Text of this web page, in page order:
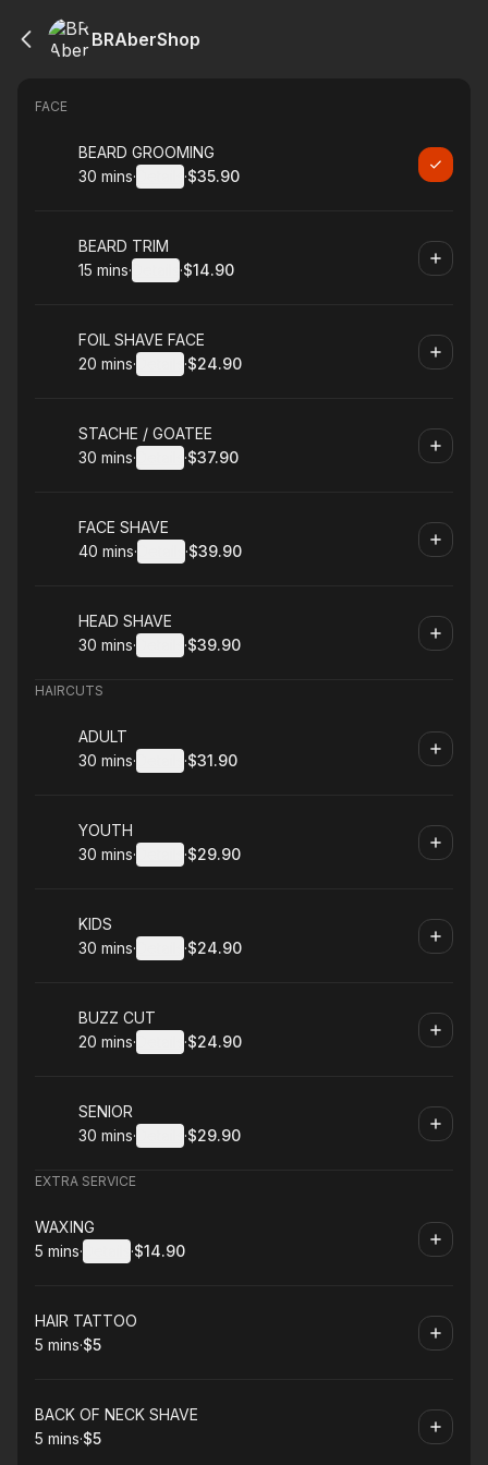
BRAberShop
FACE
Book
BEARD GROOMING
.Duration:
30 mins· ·
.Price
$35.90
Book
BEARD TRIM
.Duration:
15 mins· ·
. Price
$14.90
Book
FOIL SHAVE FACE
.Duration:
20 mins· ·
.Price:
$24.90
Book
STACHE / GOATEE
.Duration:
30 mins· ·
.Price
$37.90
Book
FACE SHAVE
.Duration:
40 mins· ·
.Price:
$39.90
Book
HEAD SHAVE
.Duration:
30 mins· ·
.Price:
$39.90
HAIRCUTS
Book
ADULT
.Duration:
30 mins· ·
.Price
$31.90
Book
YOUTH
.Duration:
30 mins· ·
.Price:
$29.90
Book
KIDS
.Duration:
30 mins· ·
.Price:
$24.90
Book
BUZZ CUT
.Duration:
20 mins· ·
.Price:
$24.90
Book
SENIOR
.Duration:
30 mins· ·
.Price:
$29.90
EXTRA SERVICE
Book
WAXING
. Duration:
5 mins· ·
. Price
$14.90
Book
HAIR TATTOO
. Duration
5 mins·
.Price
$5
Book
BACK OF NECK SHAVE
. Duration
5 mins·
.Price
$5